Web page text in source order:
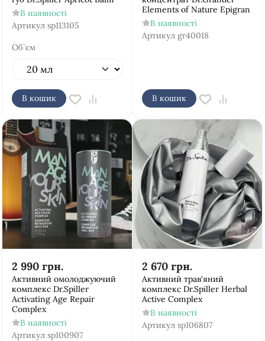
В наявності
Артикул sp113105
Об`єм
В кошик
Elements of Nature Epigran
В наявності
Артикул gr40018
В кошик
2 990 грн.
Активний омолоджуючий
комплекс Dr.Spiller
Activating Age Repair
Complex
В наявності
Артикул sp100907
2 670 грн.
Активний трав'яний
комплекс Dr.Spiller Herbal
Active Complex
В наявності
Артикул sp106807